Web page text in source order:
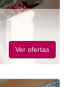
Ver ofertas